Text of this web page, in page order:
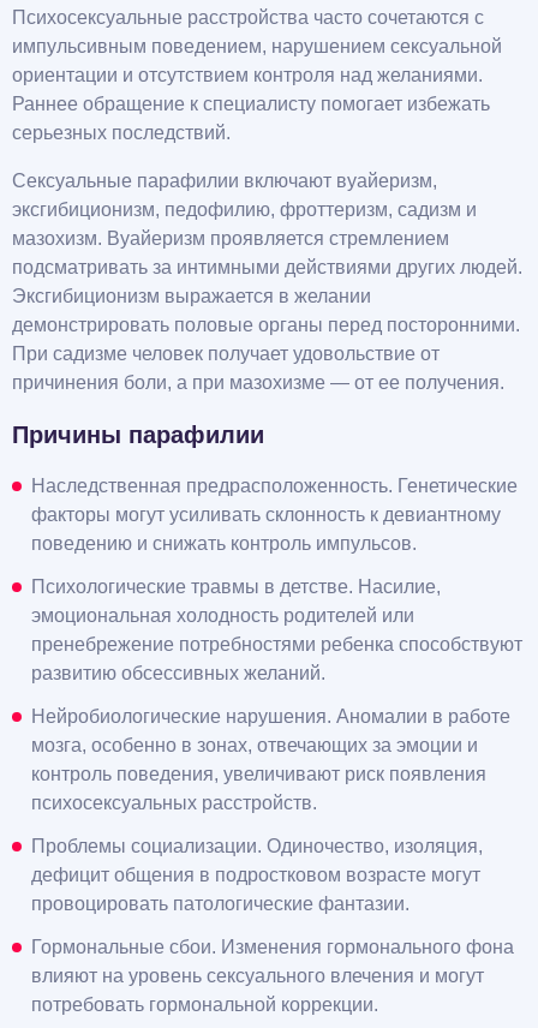
Психосексуальные расстройства часто сочетаются с
импульсивным поведением, нарушением сексуальной
ориентации и отсутствием контроля над желаниями.
Раннее обращение к специалисту помогает избежать
серьезных последствий.
Сексуальные парафилии включают вуайеризм,
эксгибиционизм, педофилию, фроттеризм, садизм и
мазохизм. Вуайеризм проявляется стремлением
подсматривать за интимными действиями других людей.
Эксгибиционизм выражается в желании
демонстрировать половые органы перед посторонними.
При садизме человек получает удовольствие от
причинения боли, а при мазохизме — от ее получения.
Причины парафилии
Наследственная предрасположенность. Генетические
факторы могут усиливать склонность к девиантному
поведению и снижать контроль импульсов.
Психологические травмы в детстве. Насилие,
эмоциональная холодность родителей или
пренебрежение потребностями ребенка способствуют
развитию обсессивных желаний.
Нейробиологические нарушения. Аномалии в работе
мозга, особенно в зонах, отвечающих за эмоции и
контроль поведения, увеличивают риск появления
психосексуальных расстройств.
Проблемы социализации. Одиночество, изоляция,
дефицит общения в подростковом возрасте могут
провоцировать патологические фантазии.
Гормональные сбои. Изменения гормонального фона
влияют на уровень сексуального влечения и могут
потребовать гормональной коррекции.